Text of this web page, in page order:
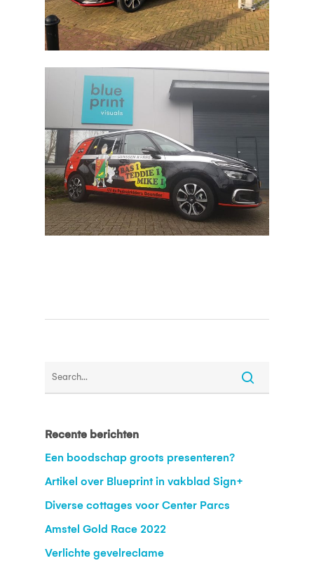
Recente berichten
Een boodschap groots presenteren?
Artikel over Blueprint in vakblad Sign+
Diverse cottages voor Center Parcs
Amstel Gold Race 2022
Verlichte gevelreclame